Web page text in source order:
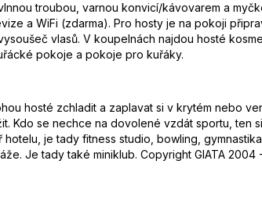
troubou, varnou konvicí/kávovarem a
a WiFi (zdarma). Pro hosty je na pokoji
vlasů. V koupelnách najdou hosté
pokoje a pokoje pro kuřáky.
hosté zchladit a zaplavat si v krytém nebo
Kdo se nechce na dovolené vzdát sportu,
je tady fitness studio, bowling,
Je tady také miniklub. Copyright GIATA